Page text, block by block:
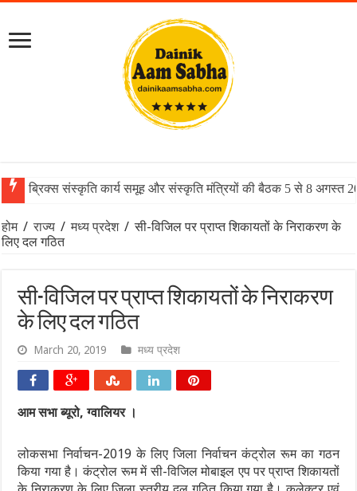
ब्रिक्स संस्कृति कार्य समूह और संस्कृति मंत्रियों की बैठक 5 से 8 अगस्त
होम / राज्य / मध्य प्रदेश / सी-विजिल पर प्राप्त शिकायतों के निराकरण के
लिए दल गठित
सी-विजिल पर प्राप्त शिकायतों के निराकरण
के लिए दल गठित
March 20, 2019 मध्य प्रदेश
आम सभा ब्यूरो, ग्वालियर ।
लोकसभा निर्वाचन-2019 के लिए जिला निर्वाचन कंट्रोल रूम का गठन
किया गया है। कंट्रोल रूम में सी-विजिल मोबाइल एप पर प्राप्त शिकायतों